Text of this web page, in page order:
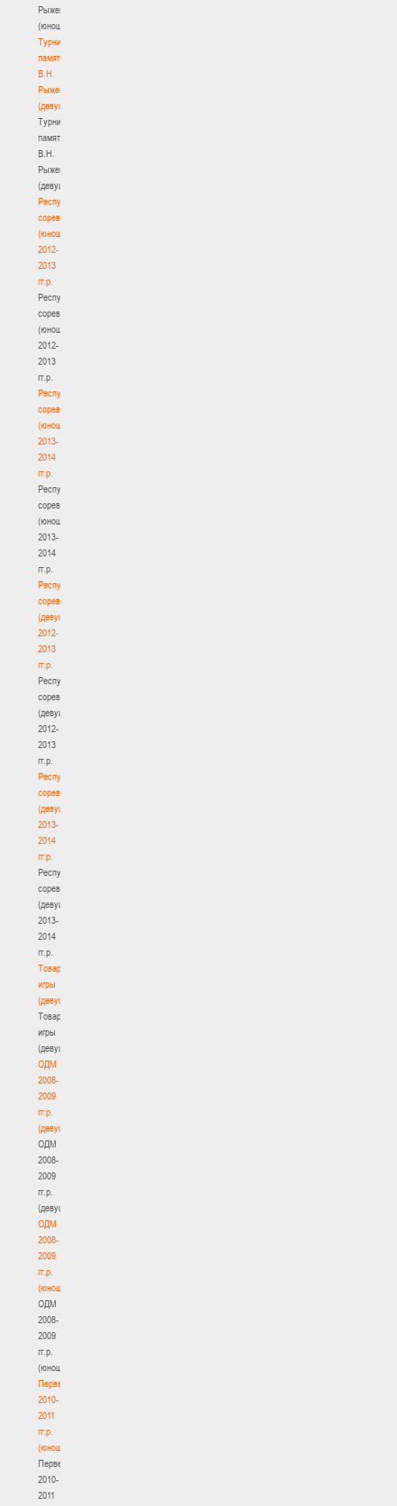
Рыженкова
(юноши)
Турнир
памяти
В.Н.
Рыженкова
(девушки)
Турнир
памяти
В.Н.
Рыженкова
(девушки)
Республиканские
соревнования
(юноши)
2012-
2013
гг.р.
Республиканские
соревнования
(юноши)
2012-
2013
гг.р.
Республиканские
соревнования
(юноши)
2013-
2014
гг.р.
Республиканские
соревнования
(юноши)
2013-
2014
гг.р.
Республиканские
соревнования
(девушки)
2012-
2013
гг.р.
Республиканские
соревнования
(девушки)
2012-
2013
гг.р.
Республиканские
соревнования
(девушки)
2013-
2014
гг.р.
Республиканские
соревнования
(девушки)
2013-
2014
гг.р.
Товарищеские
игры
(девушки)
Товарищеские
игры
(девушки)
ОДМ
2008-
2009
гг.р.
(девушки)
ОДМ
2008-
2009
гг.р.
(девушки)
ОДМ
2008-
2009
гг.р.
(юноши)
ОДМ
2008-
2009
гг.р.
(юноши)
Первенство
2010-
2011
гг.р.
(юноши)
Первенство
2010-
2011